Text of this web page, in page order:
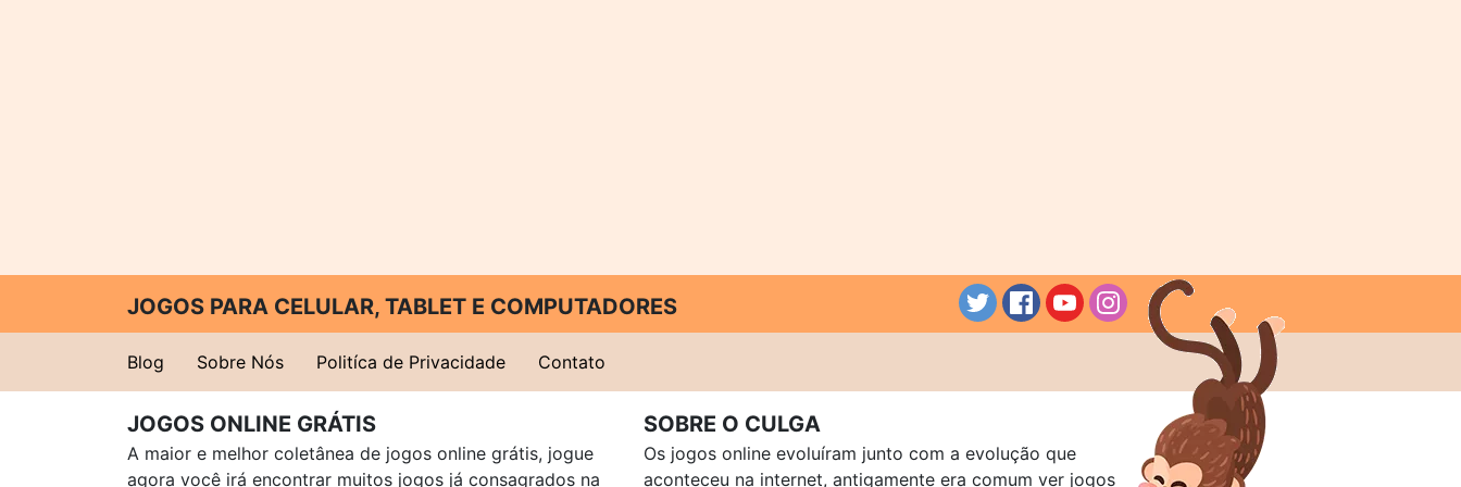
JOGOS PARA CELULAR, TABLET E COMPUTADORES
Blog Sobre Nós Politíca de Privacidade Contato
JOGOS ONLINE GRÁTIS
A maior e melhor coletânea de jogos online grátis, jogue
agora você irá encontrar muitos jogos já consagrados na
SOBRE O CULGA
Os jogos online evoluíram junto com a evolução que
aconteceu na internet, antigamente era comum ver jogos